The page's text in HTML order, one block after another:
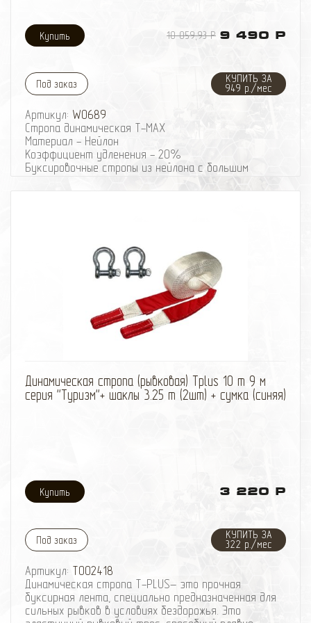
10 059,93 Р 9 490 Р
Под заказ
КУПИТЬ ЗА
949 р./мес
Артикул: W0689
Стропа динамическая Т-МАХ
Материал - Нейлон
Коэффициент удленения - 20%
Буксировочные стропы из нейлона с большим
коэффициентом удлинения позволяют не только
буксировать неисправный автомобиль без рывков,
автомобиля, так и для тягача. Несмотря на то, что
в народе эти стропы прозвали "Рывковыми"
тросами, следует помнить, что при сильном рывке
даже такой специальной динамической стропой
можно повредить неподготовленный для
внедорожной эксплуатации автомобиль и нанести
увечья окружающим людям.
Разрывная нагрузка - 10,9 тонн.
Динамическая стропа (рывковая) Tplus 10 т 9 м
серия ''Туризм''+ шаклы 3.25 т (2шт) + сумка (синяя)
3 220 Р
Под заказ
КУПИТЬ ЗА
322 р./мес
Артикул: T002418
Динамическая стропа T-PLUS– это прочная
буксирная лента, специально предназначенная для
сильных рывков в условиях бездорожья. Это